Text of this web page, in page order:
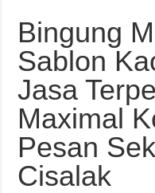
Bingung
Sablon
Jasa
Maximal
Pesan
Cisalak